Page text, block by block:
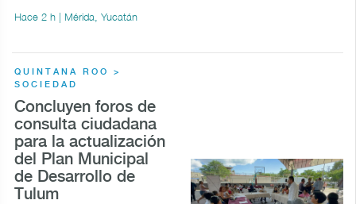
Hace 2 h | Mérida, Yucatán
QUINTANA ROO >
SOCIEDAD
Concluyen foros de
consulta ciudadana
para la actualización
del Plan Municipal
de Desarrollo de
Tulum